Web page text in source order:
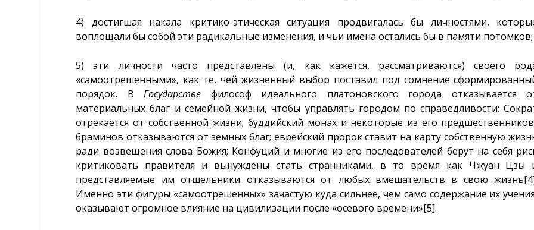
4) достигшая накала критико-этическая ситуация продвигалась бы личностями,
воплощали бы собой эти радикальные изменения, и чьи имена остались бы в памяти потомков;
5) эти личности часто представлены (и, как кажется, рассматриваются) своего
«самоотрешенными», как те, чей жизненный выбор поставил под сомнение
порядок. ВГосударстве философ идеального платоновского города отказывается
материальных благ и семейной жизни, чтобы управлять городом по справедливости;
отрекается от собственной жизни; буддийский монах и некоторые из его
браминов отказываются от земных благ; еврейский пророк ставит на карту собственную
ради возвещения слова Божия; Конфуций и многие из его последователей берут на себя
критиковать правителя и вынуждены стать странниками, в то время как Чжуан Цзы
представляемые им отшельники отказываются от любых вмешательств в свою жизнь
Именно эти фигуры «самоотрешенных» зачастую куда сильнее, чем само содержание их
оказывают огромное влияние на цивилизации после «осевого времени»[5].